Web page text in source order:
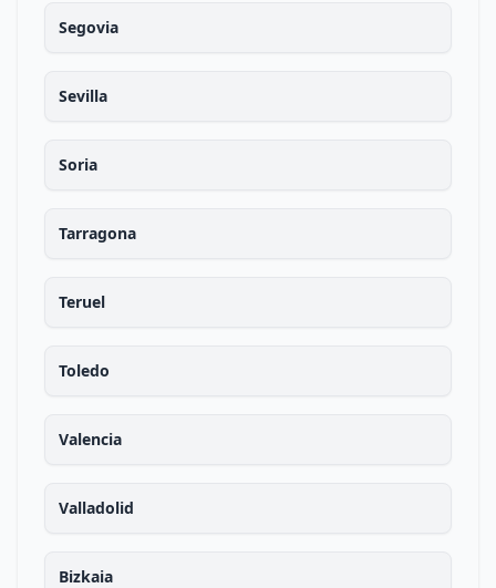
Segovia
Sevilla
Soria
Tarragona
Teruel
Toledo
Valencia
Valladolid
Bizkaia